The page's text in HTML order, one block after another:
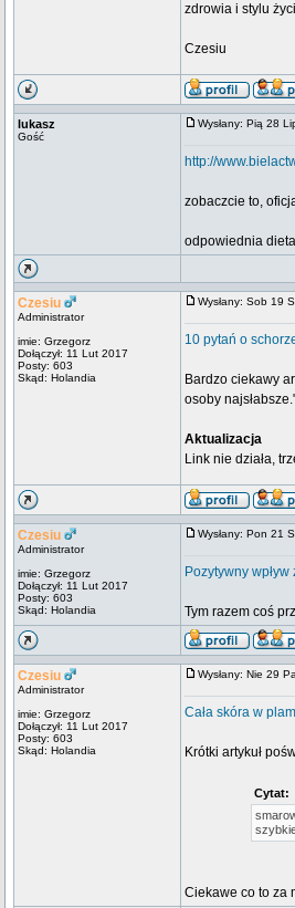
zdrowia i stylu
Czesiu
lukasz
Gość
Wysłany: Pią 28
http://
zobaczcie to,
odpowiednia
Czesiu
Administrator
imie: Grzegorz
Dołączył: 11 Lut 2017
Posty: 603
Skąd: Holandia
Wysłany: Sob 19
10 pytań o
Bardzo ciekawy
osoby
Aktualizacja
Link nie działa,
Czesiu
Administrator
imie: Grzegorz
Dołączył: 11 Lut 2017
Posty: 603
Skąd: Holandia
Wysłany: Pon 21
Pozytywny
Tym razem coś
Czesiu
Administrator
imie: Grzegorz
Dołączył: 11 Lut 2017
Posty: 603
Skąd: Holandia
Wysłany: Nie 29
Cała skóra w
Krótki artykuł
Cytat:
Ciekawe co to za